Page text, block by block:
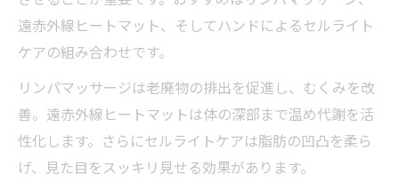
体験
冬太りならエステで即効アプローチ
エステで冬太りに即効アプローチできる理
由
部分痩せエステ施術が冬太り改善に効果的
な訳
遠赤外線ヒートマット、そしてハンドによるセルライト
ケアの組み合わせです。
リンパマッサージは老廃物の排出を促進し、むくみを改
善。遠赤外線ヒートマットは体の深部まで温め代謝を活
性化します。さらにセルライトケアは脂肪の凹凸を柔ら
げ、見た目をスッキリ見せる効果があります。